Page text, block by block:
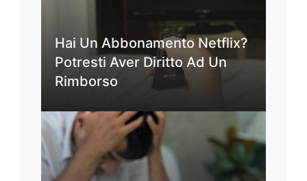
Hai Un Abbonamento Netflix?
Potresti Aver Diritto Ad Un
Rimborso